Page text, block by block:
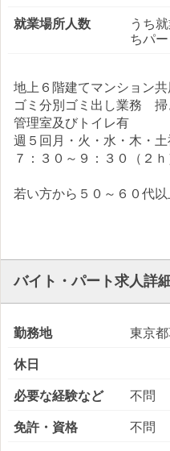
就業場所人数
うち
ちパー
地上６階建てマンション
ゴミ分別ゴミ出し業務 掃
管理室及びトイレ有
週５回月・火・水・木・
７：３０～９：３０（２ｈ
若い方から５０～６０代
バイト・パート求人詳細
勤務地 東京
休日
必要な経験など 不問
免許・資格 不問